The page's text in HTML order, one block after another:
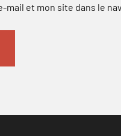
mail et mon site dans le